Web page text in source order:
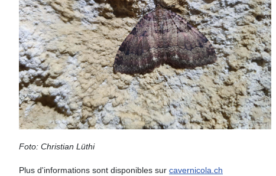
Foto: Christian Lüthi
Plus d'informations sont disponibles sur cavernicola.ch